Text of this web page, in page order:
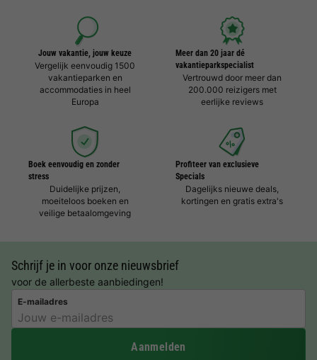
Jouw vakantie, jouw keuze
Vergelijk eenvoudig 1500
vakantieparken en
accommodaties in heel
Europa
Meer dan 20 jaar dé
vakantieparkspecialist
Vertrouwd door meer dan
200.000 reizigers met
eerlijke reviews
Boek eenvoudig en zonder
stress
Duidelijke prijzen,
moeiteloos boeken en
veilige betaalomgeving
Profiteer van exclusieve
Specials
Dagelijks nieuwe deals,
kortingen en gratis extra's
Schrijf je in voor onze nieuwsbrief
voor de allerbeste aanbiedingen!
E-mailadres
Aanmelden